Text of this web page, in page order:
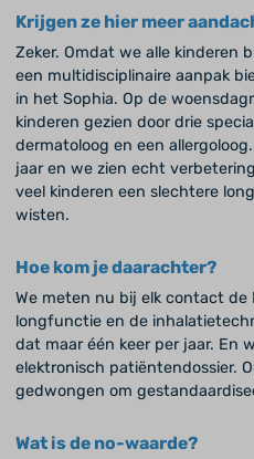
Krijgen ze hier meer
Zeker. Omdat we alle kinderen
een multidisciplinaire aanpak
in het Sophia. Op de
kinderen gezien door drie
dermatoloog en een
jaar en we zien echt
veel kinderen een slechtere
wisten.
Hoe kom je daarachter?
We meten nu bij elk contact
longfunctie en de
dat maar één keer per jaar. En
elektronisch patiëntendossier.
gedwongen om
Wat is de no-waarde?